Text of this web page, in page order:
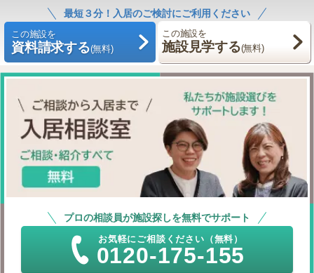
最短３分！入居のご検討にご利用ください
この施設を
資料請求する(無料)
この施設を
施設見学する(無料)
プロの相談員が施設探しを無料でサポート
お気軽にご相談ください（無料）
0120-175-155